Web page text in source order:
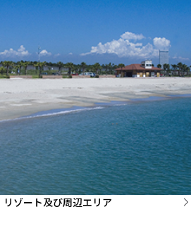
ゾート及び周辺エリア